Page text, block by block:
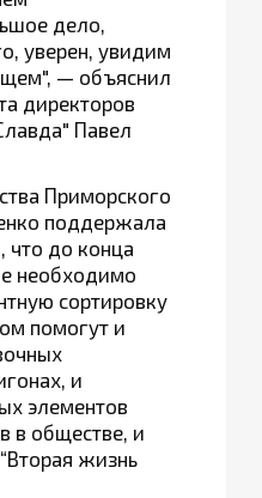
дело,
уверен, увидим
— объяснил
директоров
Павел
Приморского
поддержала
что до конца
необходимо
сортировку
помогут и
и
элементов
в обществе, и
жизнь